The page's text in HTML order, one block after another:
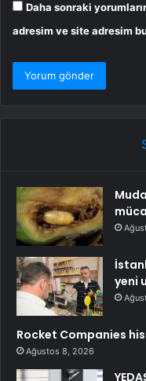
Daha sonraki
adresim ve site adresim
yeni
Rocket Companies
Ağustos 8, 2026